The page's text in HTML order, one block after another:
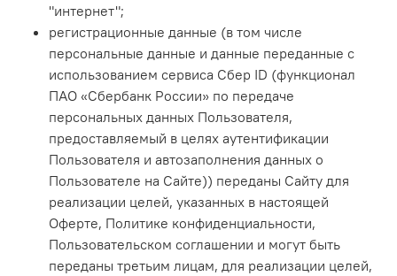
"интернет";
регистрационные данные (в том числе
персональные данные и данные переданные с
использованием сервиса Сбер ID (функционал
ПАО «Сбербанк России» по передаче
персональных данных Пользователя,
предоставляемый в целях аутентификации
Пользователя и автозаполнения данных о
Пользователе на Сайте)) переданы Сайту для
реализации целей, указанных в настоящей
Оферте, Политике конфиденциальности,
Пользовательском соглашении и могут быть
переданы третьим лицам, для реализации целей,